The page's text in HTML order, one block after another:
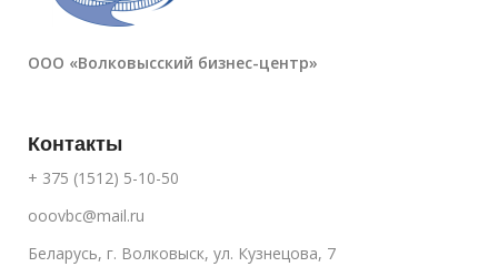
ООО «Волковысский бизнес-центр»
Контакты
+ 375 (1512) 5-10-50
ooovbc@mail.ru
Беларусь, г. Волковыск, ул. Кузнецова, 7